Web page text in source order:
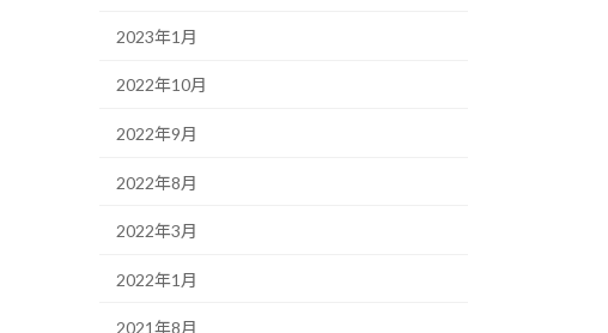
2023年1月
2022年10月
2022年9月
2022年8月
2022年3月
2022年1月
2021年8月